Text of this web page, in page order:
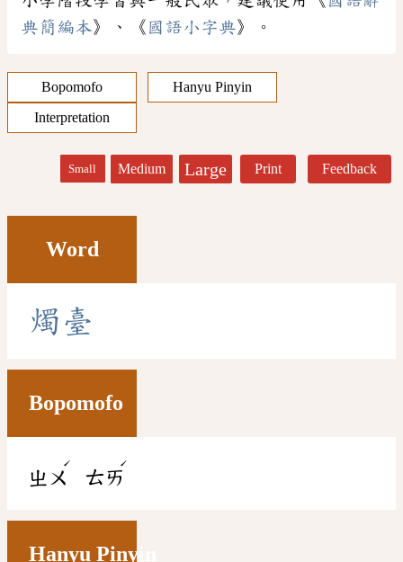
典簡編本》、《 國語小字典》。
Bopomofo
Hanyu Pinyin
Interpretation
Small Medium Large Print Feedback
Word
燭臺
Bopomofo
ㄓㄨ
ˊ
ㄊㄞ
ˊ
Hanyu Pinyin